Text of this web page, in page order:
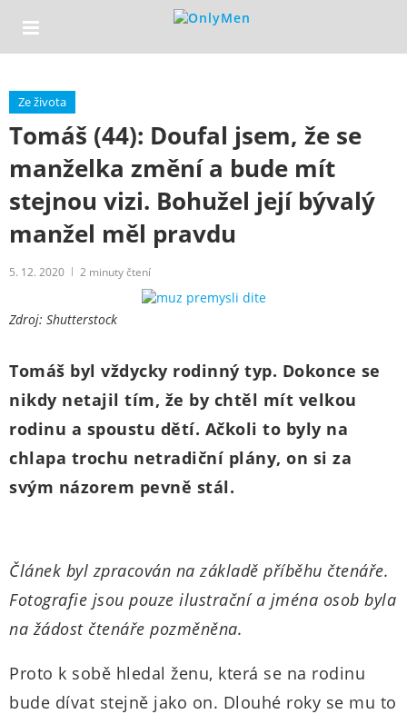
Ze života
Tomáš (44): Doufal jsem, že se
manželka změní a bude mít
stejnou vizi. Bohužel její bývalý
manžel měl pravdu
5. 12. 2020 2 minuty čtení
Zdroj: Shutterstock
Tomáš byl vždycky rodinný typ. Dokonce se
nikdy netajil tím, že by chtěl mít velkou
rodinu a spoustu dětí. Ačkoli to byly na
chlapa trochu netradiční plány, on si za
svým názorem pevně stál.
Článek byl zpracován na základě příběhu čtenáře.
Fotografie jsou pouze ilustrační a jména osob byla
na žádost čtenáře pozměněna.
Proto k sobě hledal ženu, která se na rodinu
bude dívat stejně jako on. Dlouhé roky se mu to